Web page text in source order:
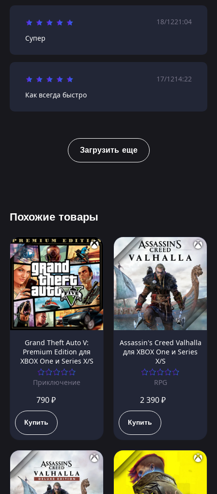
18/1221:04
Супер
17/1214:22
Как всегда быстро
Загрузить еще
Похожие товары
Grand Theft Auto V:
Premium Edition для
XBOX One и Series X/S
Приключение
790 ₽
Купить
Assassin's Creed Valhalla
для XBOX One и Series
X/S
RPG
2 390 ₽
Купить